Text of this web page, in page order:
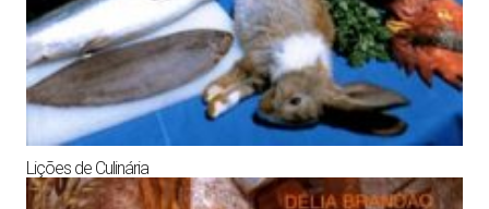
Lições de Culinária